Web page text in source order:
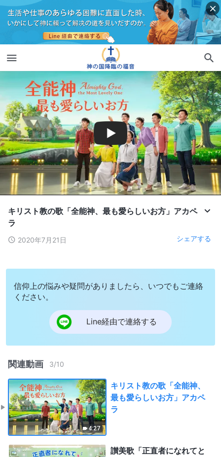
キリスト教の歌「全能神、最も愛らしいお方」アカペ
ラ
2020年7月21日 シェアする
信仰上の悩みや疑問がありましたら、いつでもご連絡
ください。
Line経由で連絡する
関連動画 3/10
4:27
キリスト教の歌「全能神、
最も愛らしいお方」アカペ
ラ
讃美歌「正直者になれてと